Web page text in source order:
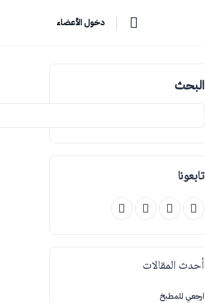
دخول الأعضاء
البحث
تابعونا
أحدث المقالات
ارجعي للمطبخ